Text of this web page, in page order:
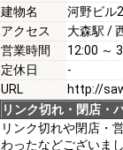
[必須]
[必須]
建物名
河野ビル
アクセス
大森駅 /
営業時間
12:00 ～
定休日
-
URL
http://
リンク切れ・閉店・
リンク切れや閉店・
わったなどございま